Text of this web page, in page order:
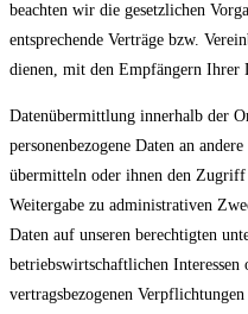
beachten wir die gesetzlichen
entsprechende Verträge bzw.
dienen, mit den Empfängern Ihrer
Datenübermittlung innerhalb der
personenbezogene Daten an
übermitteln oder ihnen den Zugriff
Weitergabe zu administrativen
Daten auf unseren berechtigten
betriebswirtschaftlichen
vertragsbezogenen